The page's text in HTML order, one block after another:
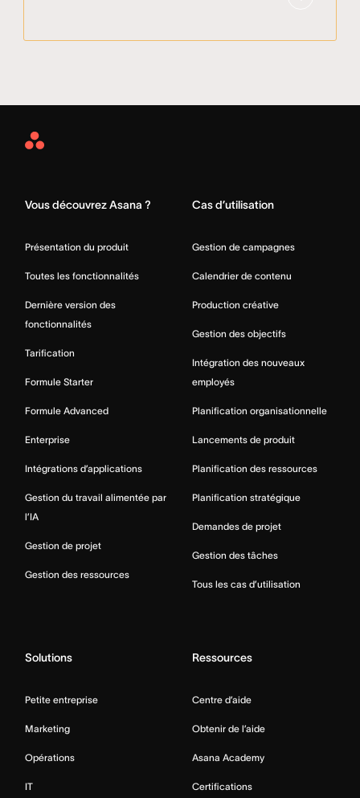
Asana
Vous découvrez Asana ?
Présentation du produit
Toutes les fonctionnalités
Dernière version des
fonctionnalités
Tarification
Formule Starter
Formule Advanced
Enterprise
Intégrations d’applications
Gestion du travail alimentée par
l’IA
Gestion de projet
Gestion des ressources
Cas d’utilisation
Gestion de campagnes
Calendrier de contenu
Production créative
Gestion des objectifs
Intégration des nouveaux
employés
Planification organisationnelle
Lancements de produit
Planification des ressources
Planification stratégique
Demandes de projet
Gestion des tâches
Tous les cas d’utilisation
Solutions
Petite entreprise
Marketing
Opérations
IT
Ressources
Centre d’aide
Obtenir de l’aide
Asana Academy
Certifications